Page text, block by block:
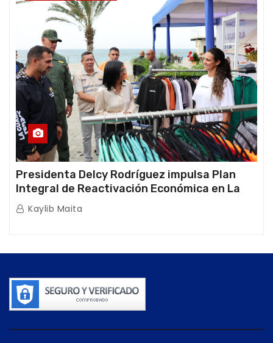
Presidenta Delcy Rodríguez impulsa Plan
Integral de Reactivación Económica en La
Guaira
Kaylib Maita